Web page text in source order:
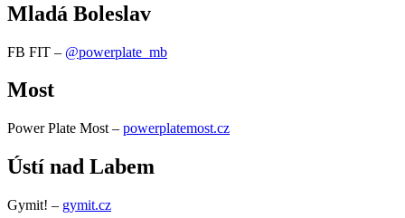
Mladá Boleslav
FB FIT – @powerplate_mb
Most
Power Plate Most – powerplatemost.cz
Ústí nad Labem
Gymit! – gymit.cz